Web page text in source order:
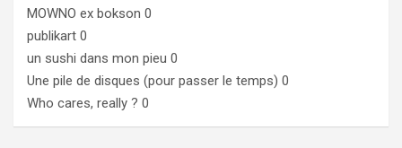
MOWNO ex bokson 0
publikart 0
un sushi dans mon pieu 0
Une pile de disques (pour passer le temps) 0
Who cares, really ? 0